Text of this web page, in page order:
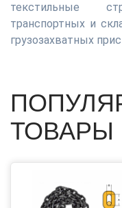
текстильные
транспортных и
грузозахватных
ТОВАРЫ